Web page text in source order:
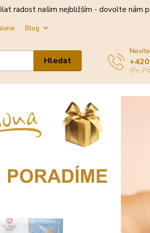
radost našim nejbližším - dovolte nám
Blog
Hledat
(Po-